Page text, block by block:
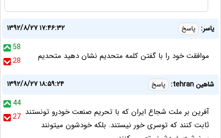
یاسر: پاسخ
۱۳۹۲/۸/۲۷ ۱۷:۴۶:۳۲
58
28
موافقت خود را با گفتن کلمه متحدیم نشان دهید متحدیم
شاهین tehran: پاسخ
۱۳۹۲/۸/۲۷ ۱۸:۵۹:۲۴
44
27 آفرین بر ملت شجاع ایران که با تحریم صنعت خودرو تونستند
ثابت کنند که توسری خور نیستند. بلکه خودشون میتونند